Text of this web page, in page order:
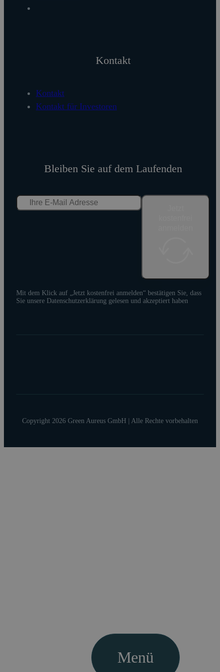
Kontakt
Kontakt
Kontakt für Investoren
Bleiben Sie auf dem Laufenden
Mit dem Klick auf „Jetzt kostenfrei anmelden“ bestätigen Sie, dass
Sie unsere Datenschutzerklärung gelesen und akzeptiert haben
Copyright 2026 Green Aureus GmbH | Alle Rechte vorbehalten